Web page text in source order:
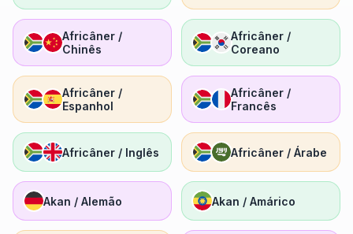
Africâner /
Chinês
Africâner /
Coreano
Africâner /
Espanhol
Africâner /
Francês
Africâner / Inglês Africâner / Árabe
Akan / Alemão Akan / Amárico